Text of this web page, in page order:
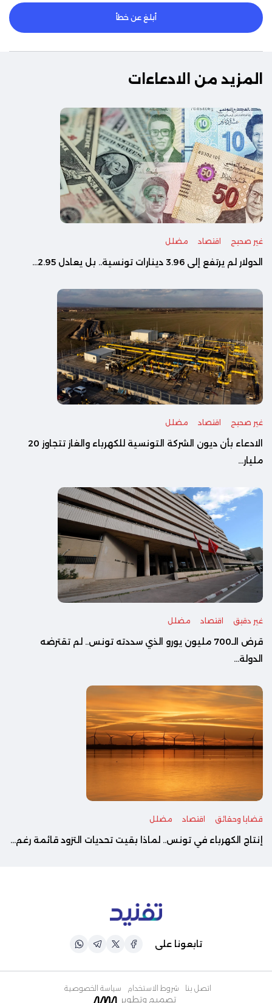
أبلغ عن خطأ
المزيد من الادعاءات
غير صحيح اقتصاد مضلل
الدولار لم يرتفع إلى 3.96 دينارات تونسية.. بل يعادل 2.95...
غير صحيح اقتصاد مضلل
الادعاء بأن ديون الشركة التونسية للكهرباء والغاز تتجاوز 20
مليار...
غير دقيق اقتصاد مضلل
قرض الـ700 مليون يورو الذي سددته تونس.. لم تقترضه
الدولة...
قضايا وحقائق اقتصاد مضلل
إنتاج الكهرباء في تونس.. لماذا بقيت تحديات التزود قائمة رغم...
تابعونا على
اتصل بنا شروط الاستخدام سياسة الخصوصية
تصميم وتطوير